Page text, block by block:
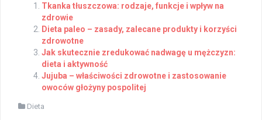
Tkanka tłuszczowa: rodzaje, funkcje i wpływ na
zdrowie
Dieta paleo – zasady, zalecane produkty i korzyści
zdrowotne
Jak skutecznie zredukować nadwagę u mężczyzn:
dieta i aktywność
Jujuba – właściwości zdrowotne i zastosowanie
owoców głożyny pospolitej
Dieta